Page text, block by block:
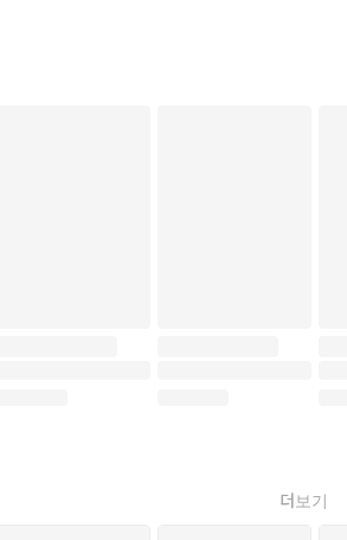
더보기